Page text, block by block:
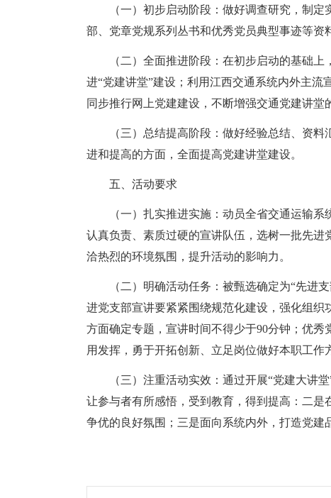
（一）初步启动阶段：做好调查研究，制
部、党章党规系列丛书和优秀党员典型事迹等资
（二）全面推进阶段：在初步启动的基础
进“党建讲堂”建设；利用江西交通系统内外主流
同步推行网上党建建设，不断增强交通党建讲堂
（三）总结提高阶段：做好经验总结、资
进和提高的方面，全面提高党建讲堂建设。
五、活动要求
（一）扎实推进实施：动员全省交通运输
认真负责、素质过硬的宣讲队伍，选树一批先
洽热烈的环境氛围，提升活动的影响力。
（二）明确活动任务：被甄选确定为“先进
进党支部宣讲要紧紧围绕规范化建设，强化组
方面确定专题，宣讲时间不得少于90分钟；优
用发挥，勇于开拓创新、立足岗位做好本职工作
（三）注重活动实效：通过开展“党建大讲
让参与者有所感悟，受到教育，得到提高：二
争优的良好氛围；三是面向系统内外，打造党建